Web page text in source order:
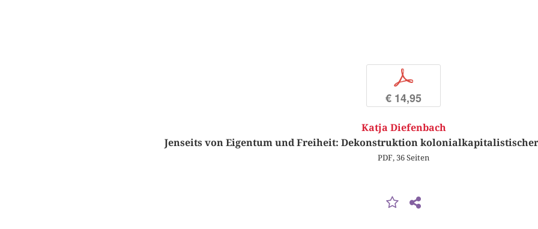
p
€ 14,95
Katja Diefenbach
Jenseits von Eigentum und Freiheit: Dekonstruktion
PDF, 36 Seiten